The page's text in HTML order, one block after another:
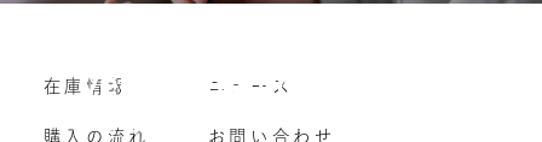
購入の流れ
よくいただくご質問
Vehicle purchase
車両買い取り
在庫情報
購入の流れ
ニュース
お問い合わせ